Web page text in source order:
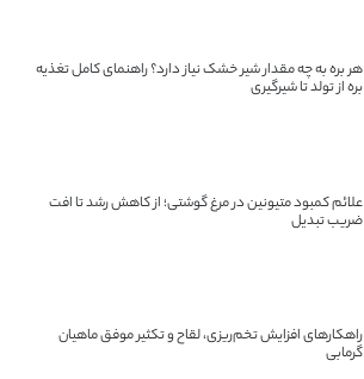
هر بره به چه مقدار شیر خشک نیاز دارد؟ راهنمای کامل تغذیه
بره از تولد تا شیرگیری
علائم کمبود متیونین در مرغ گوشتی؛ از کاهش رشد تا افت
ضریب تبدیل
راهکارهای افزایش تخم‌ریزی، لقاح و تکثیر موفق ماهیان
گرمابی